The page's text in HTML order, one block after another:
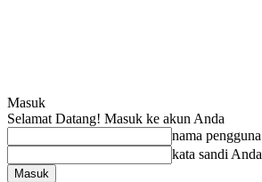
Masuk
Selamat Datang! Masuk ke akun Anda
nama pengguna
kata sandi Anda